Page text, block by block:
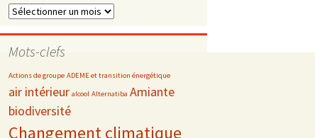
Dossiers
date
Mots-clefs
Actions de groupe ADEME et transition énergétique
air intérieur alcool Alternatiba Amiante
biodiversité
Changement climatique